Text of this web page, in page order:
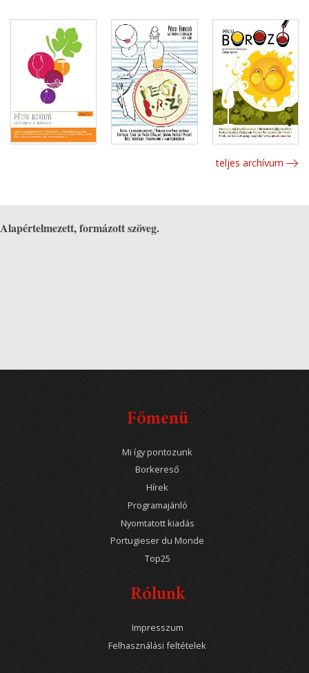
teljes archívum
Alapértelmezett, formázott szöveg.
Főmenü
Mi így pontozunk
Borkereső
Hírek
Programajánló
Nyomtatott kiadás
Portugieser du Monde
Top25
Rólunk
Impresszum
Felhasználási feltételek